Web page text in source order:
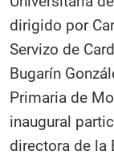
dirigido por
Servizo de
Bugarín
Primaria de
inaugural
directora de la